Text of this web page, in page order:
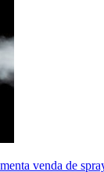
venda de